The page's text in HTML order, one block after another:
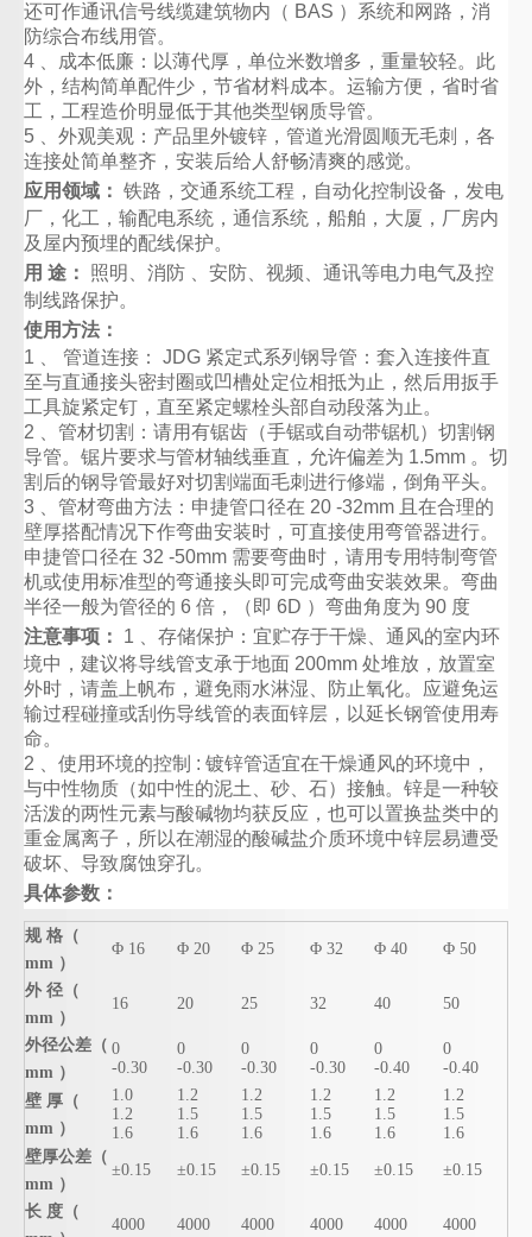
还可作通讯信号线缆建筑物内（ BAS ）系统和网路，消
防综合布线用管。
4 、成本低廉：以薄代厚，单位米数增多，重量较轻。此
外，结构简单配件少，节省材料成本。运输方便，省时省
工，工程造价明显低于其他类型钢质导管。
5 、外观美观：产品里外镀锌，管道光滑圆顺无毛刺，各
连接处简单整齐，安装后给人舒畅清爽的感觉。
应用领域： 铁路，交通系统工程，自动化控制设备，发电
厂，化工，输配电系统，通信系统，船舶，大厦，厂房内
及屋内预埋的配线保护。
用 途： 照明、消防 、安防、视频、通讯等电力电气及控
制线路保护。
使用方法：
1 、 管道连接： JDG 紧定式系列钢导管：套入连接件直
至与直通接头密封圈或凹槽处定位相抵为止，然后用扳手
工具旋紧定钉，直至紧定螺栓头部自动段落为止。
2 、管材切割：请用有锯齿（手锯或自动带锯机）切割钢
导管。锯片要求与管材轴线垂直，允许偏差为 1.5mm 。切
割后的钢导管最好对切割端面毛刺进行修端，倒角平头。
3 、管材弯曲方法：申捷管口径在 20 -32mm 且在合理的
壁厚搭配情况下作弯曲安装时，可直接使用弯管器进行。
申捷管口径在 32 -50mm 需要弯曲时，请用专用特制弯管
机或使用标准型的弯通接头即可完成弯曲安装效果。弯曲
半径一般为管径的 6 倍，（即 6D ）弯曲角度为 90 度
注意事项： 1 、存储保护：宜贮存于干燥、通风的室内环
境中，建议将导线管支承于地面 200mm 处堆放，放置室
外时，请盖上帆布，避免雨水淋湿、防止氧化。应避免运
输过程碰撞或刮伤导线管的表面锌层，以延长钢管使用寿
命。
2 、使用环境的控制 : 镀锌管适宜在干燥通风的环境中，
与中性物质（如中性的泥土、砂、石）接触。锌是一种较
活泼的两性元素与酸碱物均获反应，也可以置换盐类中的
重金属离子，所以在潮湿的酸碱盐介质环境中锌层易遭受
破坏、导致腐蚀穿孔。
具体参数：
规 格（
mm ）
Φ 16 Φ 20 Φ 25 Φ 32 Φ 40 Φ 50
外 径（
mm ）
16 20 25 32 40 50
外径公差（
mm ）
0
-0.30
0
-0.30
0
-0.30
0
-0.30
0
-0.40
0
-0.40
壁 厚（
mm ）
1.0
1.2
1.6
1.2
1.5
1.6
1.2
1.5
1.6
1.2
1.5
1.6
1.2
1.5
1.6
1.2
1.5
1.6
壁厚公差（
mm ）
±0.15 ±0.15 ±0.15 ±0.15 ±0.15 ±0.15
长 度（
4000 4000 4000 4000 4000 4000